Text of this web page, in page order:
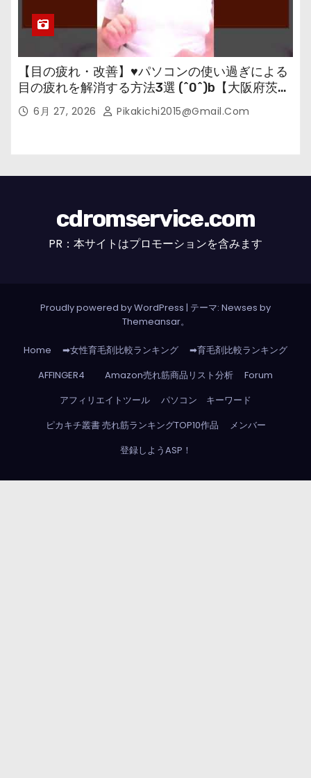
【目の疲れ・改善】♥パソコンの使い過ぎによる
目の疲れを解消する方法3選 (^0^)b【大阪府茨木
市の女性・美容鍼灸・整体師が教えます。】
6月 27, 2026 Pikakichi2015@gmail.com
cdromservice.com
PR：本サイトはプロモーションを含みます
Proudly powered by WordPress | テーマ: Newses by
Themeansar。
Home ➡女性育毛剤比較ランキング
➡育毛剤比較ランキング
AFFINGER4
Amazon売れ筋商品リスト分析
Forum
アフィリエイトツール
パソコン キーワード
ピカキチ叢書 売れ筋ランキングTOP10作品
メンバー
登録しようASP！